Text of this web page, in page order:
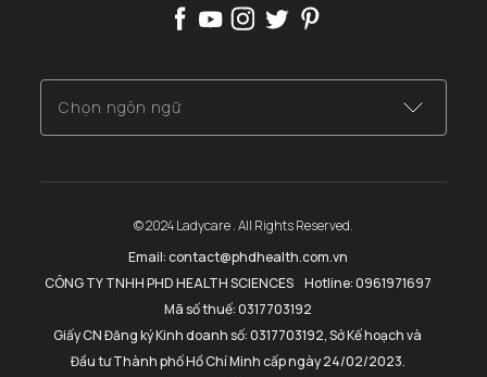
Chọn ngôn ngữ
© 2024 Ladycare . All Rights Reserved.
Email: contact@phdhealth.com.vn
CÔNG TY TNHH PHD HEALTH SCIENCES Hotline: 0961971697
Mã số thuế: 0317703192
Giấy CN Đăng ký Kinh doanh số: 0317703192, Sở Kế hoạch và
Đầu tư Thành phố Hồ Chí Minh cấp ngày 24/02/2023.